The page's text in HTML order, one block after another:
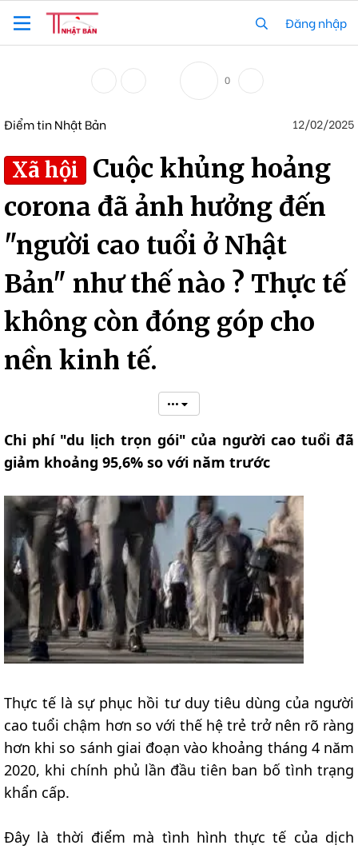
Đăng nhập
0
Điểm tin Nhật Bản 12/02/2025
Xã hội
Cuộc khủng hoảng
corona đã ảnh hưởng đến
"người cao tuổi ở Nhật
Bản" như thế nào ? Thực tế
không còn đóng góp cho
nền kinh tế.
•••
Chi phí "du lịch trọn gói" của người cao tuổi đã
giảm khoảng 95,6% so với năm trước
Thực tế là sự phục hồi tư duy tiêu dùng của người
cao tuổi chậm hơn so với thế hệ trẻ trở nên rõ ràng
hơn khi so sánh giai đoạn vào khoảng tháng 4 năm
2020, khi chính phủ lần đầu tiên ban bố tình trạng
khẩn cấp.
Đây là thời điểm mà tình hình thực tế của dịch